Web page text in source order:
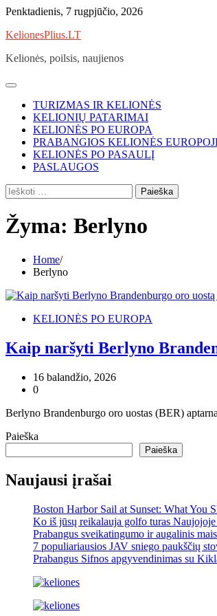
Skip
content
Penktadienis, 7 rugpjūčio, 2026
KelionesPlius.LT
Kelionės, poilsis, naujienos
TURIZMAS IR KELIONĖS
KELIONIŲ PATARIMAI
KELIONĖS PO EUROPA
PRABANGIOS KELIONĖS
KELIONĖS PO PASAULĮ
PASLAUGOS
Ieškoti:
Žyma: Berlyno
Home
Berlyno
KELIONĖS PO EUROPA
Kaip naršyti Berlyno
16 balandžio, 2026
0
Berlyno Brandenburgo oro uostas (BER)
Paieška
Paieška
Naujausi įrašai
Boston Harbor Sail at Sunset: What You
Ko iš jūsų reikalauja golfo turas
Prabangus sveikatingumo ir augalinis
7 populiariausios JAV sniego paukščių
Prabangus Sifnos apgyvendinimas su